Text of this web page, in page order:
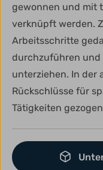
gewonnen und mit
verknüpft werden.
Arbeitsschritte
durchzuführen und
unterziehen. In der
Rückschlüsse für
Tätigkeiten